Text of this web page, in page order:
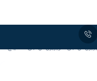
ال جی/تلویزیون ال جی 50 اینچ